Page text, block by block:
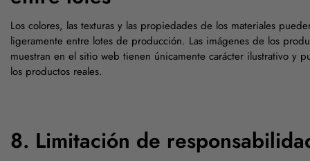
Los colores, las texturas y las propiedades de los materiales
ligeramente entre lotes de producción. Las imágenes de los
muestran en el sitio web tienen únicamente carácter ilustrativo y
los productos reales.
8. Limitación de